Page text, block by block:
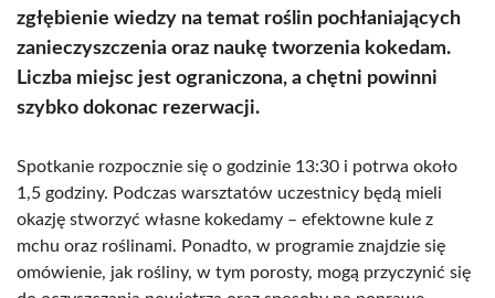
zgłębienie wiedzy na temat roślin pochłaniających
zanieczyszczenia oraz naukę tworzenia kokedam.
Liczba miejsc jest ograniczona, a chętni powinni
szybko dokonac rezerwacji.
Spotkanie rozpocznie się o godzinie 13:30 i potrwa około
1,5 godziny. Podczas warsztatów uczestnicy będą mieli
okazję stworzyć własne kokedamy – efektowne kule z
mchu oraz roślinami. Ponadto, w programie znajdzie się
omówienie, jak rośliny, w tym porosty, mogą przyczynić się